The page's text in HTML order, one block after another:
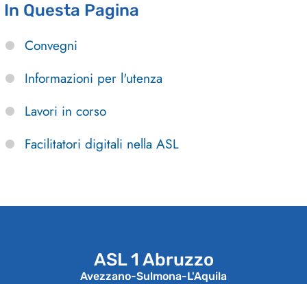
In Questa Pagina
Convegni
Informazioni per l'utenza
Lavori in corso
Facilitatori digitali nella ASL
ASL 1 Abruzzo
Avezzano-Sulmona-L'Aquila